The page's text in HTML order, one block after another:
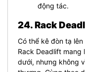
động tác.
24. Rack
Có thể kê đòn tạ
Rack Deadlift mang
dưới, nhưng không